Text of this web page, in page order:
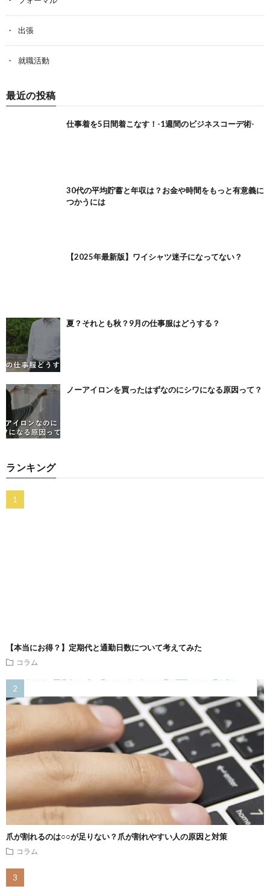
出張
就職活動
最近の投稿
仕事着を5日間着こなす！-1週間のビジネスコーデ術-
30代の平均貯蓄と年収は？お金や時間をもっと有意義に
つかうには
【2025年最新版】ワイシャツ迷子になってない？
夏？それとも秋？9月の仕事服はどうする？
ノーアイロンを買ったはずなのにシワになる原因って？
ランキング
【本当にお得？】定期代と通勤日数について考えてみた
コラム
爪が割れるのは○○が足りない？爪が割れやすい人の原因と対策
コラム